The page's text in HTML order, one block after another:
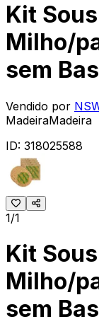
Kit
Milho/
sem
Vendido por
MadeiraMadeira
ID: 318025588
1/1
Kit
Milho/
sem